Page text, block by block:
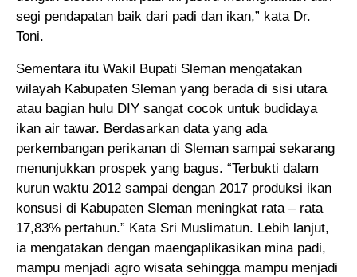
segi pendapatan baik dari padi dan ikan,” kata Dr.
Toni.
Sementara itu Wakil Bupati Sleman mengatakan
wilayah Kabupaten Sleman yang berada di sisi utara
atau bagian hulu DIY sangat cocok untuk budidaya
ikan air tawar. Berdasarkan data yang ada
perkembangan perikanan di Sleman sampai sekarang
menunjukkan prospek yang bagus. “Terbukti dalam
kurun waktu 2012 sampai dengan 2017 produksi ikan
konsusi di Kabupaten Sleman meningkat rata – rata
17,83% pertahun.” Kata Sri Muslimatun. Lebih lanjut,
ia mengatakan dengan maengaplikasikan mina padi,
mampu menjadi agro wisata sehingga mampu menjadi